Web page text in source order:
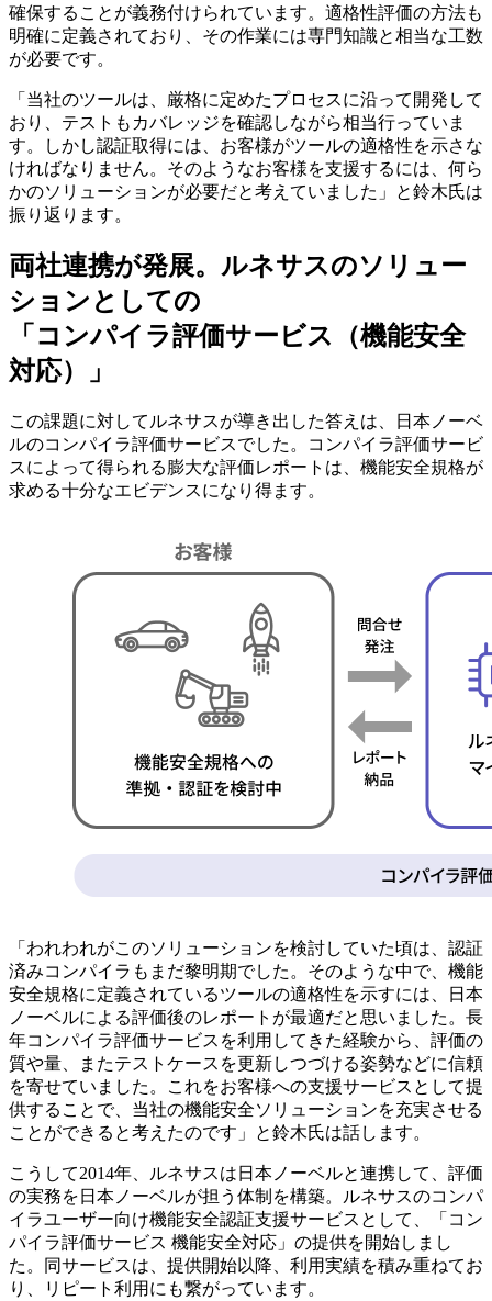
確保することが義務付けられています。適格性評価の方法も
明確に定義されており、その作業には専門知識と相当な工数
が必要です。
「当社のツールは、厳格に定めたプロセスに沿って開発して
おり、テストもカバレッジを確認しながら相当行っていま
す。しかし認証取得には、お客様がツールの適格性を示さな
ければなりません。そのようなお客様を支援するには、何ら
かのソリューションが必要だと考えていました」と鈴木氏は
振り返ります。
両社連携が発展。ルネサスのソリュー
ションとしての
「コンパイラ評価サービス（機能安全
対応）」
この課題に対してルネサスが導き出した答えは、日本ノーベ
ルのコンパイラ評価サービスでした。コンパイラ評価サービ
スによって得られる膨大な評価レポートは、機能安全規格が
求める十分なエビデンスになり得ます。
「われわれがこのソリューションを検討していた頃は、認証
済みコンパイラもまだ黎明期でした。そのような中で、機能
安全規格に定義されているツールの適格性を示すには、日本
ノーベルによる評価後のレポートが最適だと思いました。長
年コンパイラ評価サービスを利用してきた経験から、評価の
質や量、またテストケースを更新しつづける姿勢などに信頼
を寄せていました。これをお客様への支援サービスとして提
供することで、当社の機能安全ソリューションを充実させる
ことができると考えたのです」と鈴木氏は話します。
こうして2014年、ルネサスは日本ノーベルと連携して、評価
の実務を日本ノーベルが担う体制を構築。ルネサスのコンパ
イラユーザー向け機能安全認証支援サービスとして、「コン
パイラ評価サービス 機能安全対応」の提供を開始しまし
た。同サービスは、提供開始以降、利用実績を積み重ねてお
り、リピート利用にも繋がっています。